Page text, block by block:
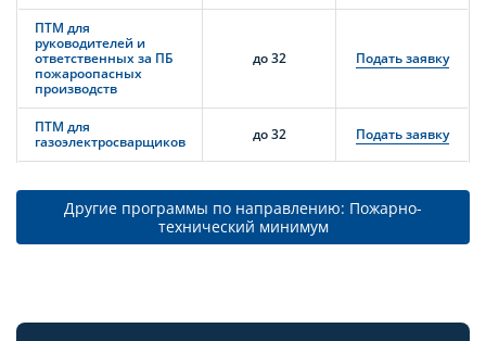
ПТМ для
руководителей и
ответственных за ПБ
пожароопасных
производств
до 32 Подать заявку
ПТМ для
газоэлектросварщиков
до 32 Подать заявку
Другие программы по направлению: Пожарно-
технический минимум